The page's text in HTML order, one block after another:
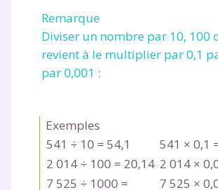
Remarque
Diviser un nombre par 10, 100
revient à le multiplier par 0,1
par 0,001 :
Exemples
541 ÷ 10 = 54,1
541 × 0,1
2 014 ÷ 100 = 20,14 2 014 ×
7 525 ÷ 1000 =
7 525 ×
année
pendant 24h notre
plateforme de